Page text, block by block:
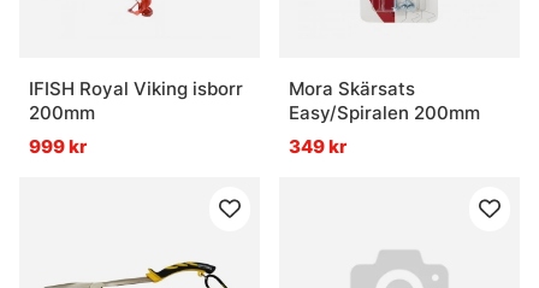
IFISH Royal Viking isborr
200mm
999 kr
Mora Skärsats
Easy/Spiralen 200mm
349 kr